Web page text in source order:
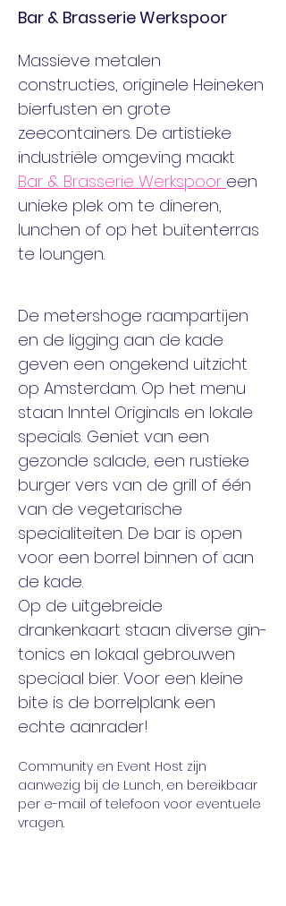
Bar & Brasserie Werkspoor
Massieve metalen
constructies, originele Heineken
bierfusten en grote
zeecontainers. De artistieke
industriële omgeving maakt
Bar & Brasserie Werkspoor een
unieke plek om te dineren,
lunchen of op het buitenterras
te loungen.
De metershoge raampartijen
en de ligging aan de kade
geven een ongekend uitzicht
op Amsterdam. Op het menu
staan Inntel Originals en lokale
specials. Geniet van een
gezonde salade, een rustieke
burger vers van de grill of één
van de vegetarische
specialiteiten. De bar is open
voor een borrel binnen of aan
de kade.
Op de uitgebreide
drankenkaart staan diverse gin-
tonics en lokaal gebrouwen
speciaal bier. Voor een kleine
bite is de borrelplank een
echte aanrader!
Community en Event Host zijn
aanwezig bij de Lunch, en bereikbaar
per e-mail of telefoon voor eventuele
vragen.